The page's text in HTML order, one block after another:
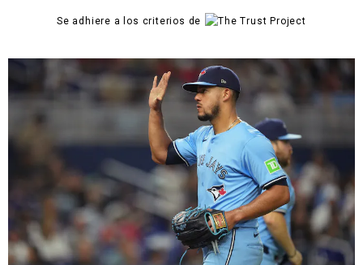
Se adhiere a los criterios de